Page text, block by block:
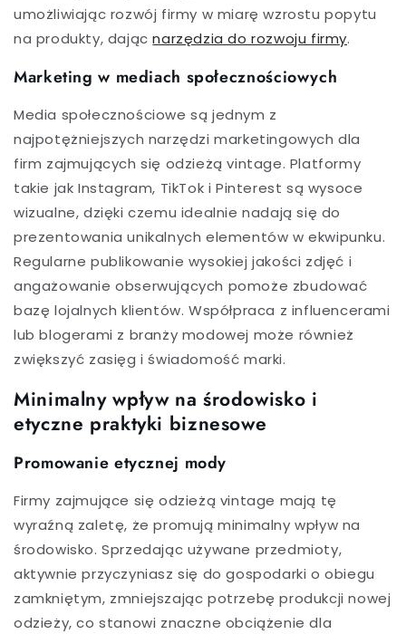
umożliwiając rozwój firmy w miarę wzrostu popytu
na produkty, dającnarzędzia do rozwoju firmy.
Marketing w mediach społecznościowych
Media społecznościowe są jednym z
najpotężniejszych narzędzi marketingowych dla
firm zajmujących się odzieżą vintage. Platformy
takie jak Instagram, TikTok i Pinterest są wysoce
wizualne, dzięki czemu idealnie nadają się do
prezentowania unikalnych elementów w ekwipunku.
Regularne publikowanie wysokiej jakości zdjęć i
angażowanie obserwujących pomoże zbudować
bazę lojalnych klientów. Współpraca z influencerami
lub blogerami z branży modowej może również
zwiększyć zasięg i świadomość marki.
Minimalny wpływ na środowisko i
etyczne praktyki biznesowe
Promowanie etycznej mody
Firmy zajmujące się odzieżą vintage mają tę
wyraźną zaletę, że promują minimalny wpływ na
środowisko. Sprzedając używane przedmioty,
aktywnie przyczyniasz się do gospodarki o obiegu
zamkniętym, zmniejszając potrzebę produkcji nowej
odzieży, co stanowi znaczne obciążenie dla